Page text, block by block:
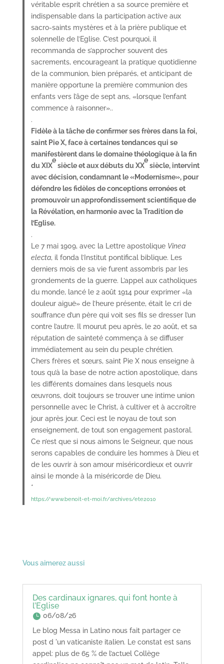
véritable esprit chrétien a sa source première et
indispensable dans la participation active aux
sacro-saints mystères et à la prière publique et
solennelle de l’Eglise. C’est pourquoi, il
recommanda de s’approcher souvent des
sacrements, encourageant la pratique quotidienne
de la communion, bien préparés, et anticipant de
manière opportune la première communion des
enfants vers l’âge de sept ans, «lorsque l’enfant
commence à raisonner»..
.
Fidèle à la tâche de confirmer ses frères dans la foi,
saint Pie X, face à certaines tendances qui se
manifestèrent dans le domaine théologique à la fin
du XIX
e
siècle et aux débuts du XX
e
siècle, intervint
avec décision, condamnant le «Modernisme», pour
défendre les fidèles de conceptions erronées et
promouvoir un approfondissement scientifique de
la Révélation, en harmonie avec la Tradition de
l’Eglise.
.
Le 7 mai 1909, avec la Lettre apostolique Vinea
electa, il fonda l’Institut pontifical biblique. Les
derniers mois de sa vie furent assombris par les
grondements de la guerre. L’appel aux catholiques
du monde, lancé le 2 août 1914 pour exprimer «la
douleur aiguë» de l’heure présente, était le cri de
souffrance d’un père qui voit ses fils se dresser l’un
contre l’autre. Il mourut peu après, le 20 août, et sa
réputation de sainteté commença à se diffuser
immédiatement au sein du peuple chrétien.
Chers frères et sœurs, saint Pie X nous enseigne à
tous qu’à la base de notre action apostolique, dans
les différents domaines dans lesquels nous
œuvrons, doit toujours se trouver une intime union
personnelle avec le Christ, à cultiver et à accroître
jour après jour. Ceci est le noyau de tout son
enseignement, de tout son engagement pastoral.
Ce n’est que si nous aimons le Seigneur, que nous
serons capables de conduire les hommes à Dieu et
de les ouvrir à son amour miséricordieux et ouvrir
ainsi le monde à la miséricorde de Dieu.
*
https://www.benoit-et-moi.fr/archives/ete2010
Vous aimerez aussi
Des cardinaux ignares, qui font honte à
l’Eglise
06/08/26
Le blog Messa in Latino nous fait partager ce
post d 'un vaticaniste italien. Le constat est sans
appel: plus de 65 % de l’actuel Collège